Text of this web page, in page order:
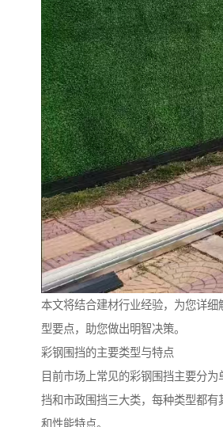
本文将结合建材行业经验，为您详细
型要点，助您做出明智决策。
彩钢围挡的主要类型与特点
目前市场上常见的彩钢围挡主要分为
挡和市政围挡三大类，每种类型都有
和性能特点。